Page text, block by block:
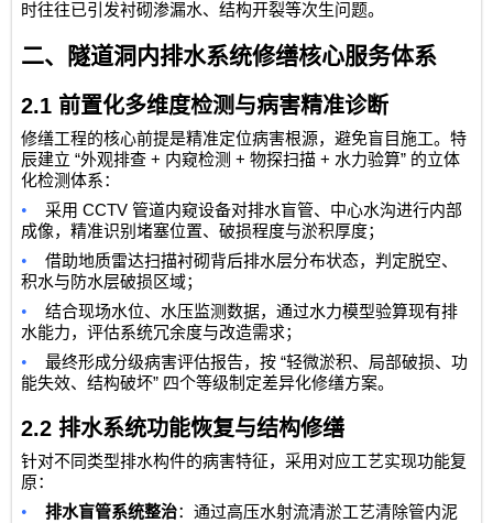
时往往已引发衬砌渗漏水、结构开裂等次生问题。
二、隧道洞内排水系统修缮核心服务体系
2.1 前置化多维度检测与病害精准诊断
修缮工程的核心前提是精准定位病害根源，避免盲目施工。特
辰建立 “外观排查 + 内窥检测 +物探扫描 +水力验算” 的立体
化检测体系：
• 采用 CCTV管道内窥设备对排水盲管、中心水沟进行内部
成像，精准识别堵塞位置、破损程度与淤积厚度；
•
借助地质雷达扫描衬砌背后排水层分布状态，判定脱空、
积水与防水层破损区域；
•
结合现场水位、水压监测数据，通过水力模型验算现有排
水能力，评估系统冗余度与改造需求；
• 最终形成分级病害评估报告，按 “轻微淤积、局部破损、功
能失效、结构破坏” 四个等级制定差异化修缮方案。
2.2排水系统功能恢复与结构修缮
针对不同类型排水构件的病害特征，采用对应工艺实现功能复
原：
• 排水盲管系统整治：通过高压水射流清淤工艺清除管内泥